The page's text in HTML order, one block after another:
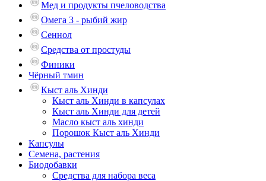
Мед и продукты пчеловодства
Омега 3 - рыбий жир
Сеннол
Средства от простуды
Финики
Чёрный тмин
Кыст аль Хинди
Кыст аль Хинди в капсулах
Кыст аль Хинди для детей
Масло кыст аль хинди
Порошок Кыст аль Хинди
Капсулы
Семена, растения
Биодобавки
Средства для набора веса